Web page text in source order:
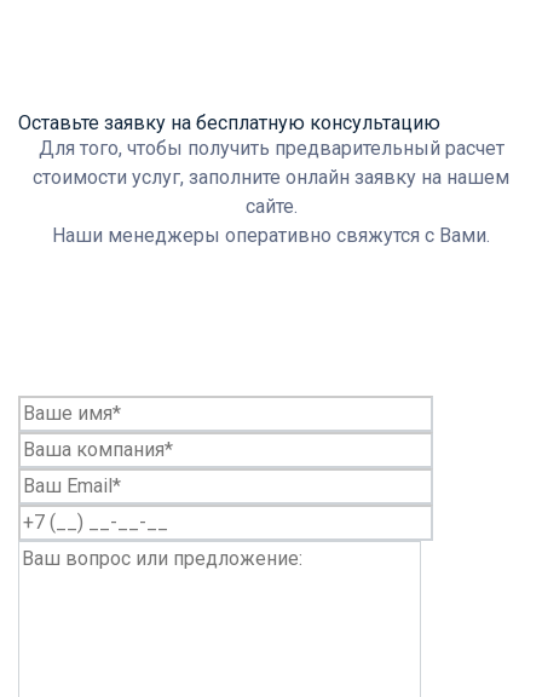
Оставьте заявку на бесплатную консультацию
Для того, чтобы получить предварительный расчет
стоимости услуг, заполните онлайн заявку на нашем
сайте.
Наши менеджеры оперативно свяжутся с Вами.